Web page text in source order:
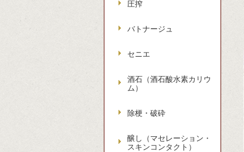
圧搾
バトナージュ
セニエ
酒石（酒石酸水素カリウ
ム）
除梗・破砕
醸し（マセレーション・
スキンコンタクト）